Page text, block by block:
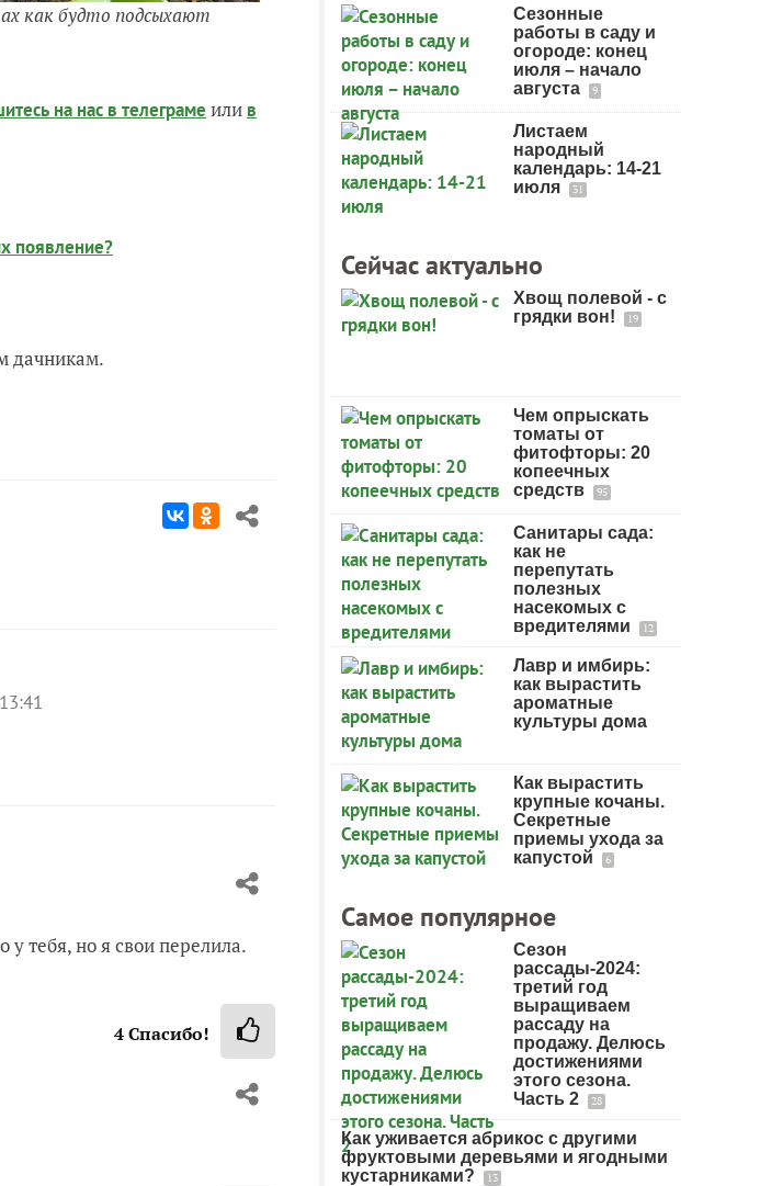
как будто подсыхают
на нас в телеграме или в
появление?
дачникам.
тебя, но я свои перелила.
4Спасибо!
Сезонные
работы в саду и
огороде: конец
июля – начало
августа
9
Листаем
народный
календарь: 14-21
июля
31
Сейчас актуально
Хвощ полевой - с
грядки вон!
19
Чем опрыскать
томаты от
фитофторы: 20
копеечных
средств
95
Санитары сада:
как не
перепутать
полезных
насекомых с
вредителями
12
Лавр и имбирь:
как вырастить
ароматные
культуры дома
Как вырастить
крупные кочаны.
Секретные
приемы ухода за
капустой
6
Самое популярное
Сезон
рассады-2024:
третий год
выращиваем
рассаду на
продажу. Делюсь
достижениями
этого сезона.
Часть 2
28
Как уживается абрикос с другими
фруктовыми деревьями и ягодными
кустарниками?
13